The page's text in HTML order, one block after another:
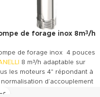
de forage inox 8m3/h
de forage inox 4 pouces
8 m3/h adaptable sur
les moteurs 4" répondant à
normalisation d’accouplement
4 Pompe à roues